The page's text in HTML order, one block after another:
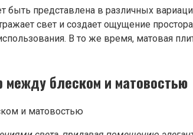
представлена в различных
свет и создает ощущение
В то же время, матовая
между блеском и матовостью